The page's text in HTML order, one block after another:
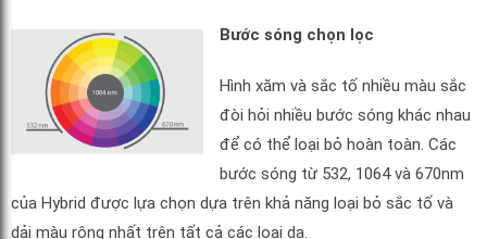
Bước sóng chọn lọc
Hình xăm và sắc tố nhiều màu sắc
đòi hỏi nhiều bước sóng khác nhau
để có thể loại bỏ hoàn toàn. Các
bước sóng từ 532, 1064 và 670nm
của Hybrid được lựa chọn dựa trên khả năng loại bỏ sắc tố và
dải màu rộng nhất trên tất cả các loại da.